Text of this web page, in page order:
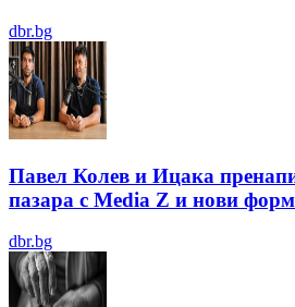
dbr.bg
Павел Колев и Ицака
пазара с Media Z и нови
dbr.bg